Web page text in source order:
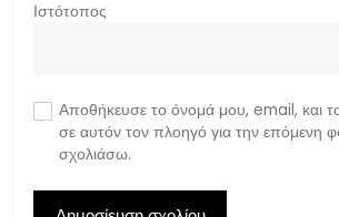
Ιστότοπος
Αποθήκευσε το όνομά μου, email, και
σε αυτόν τον πλοηγό για την επόμενη
σχολιάσω.